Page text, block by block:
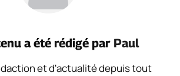
a été rédigé par Paul
et d'actualité depuis tout